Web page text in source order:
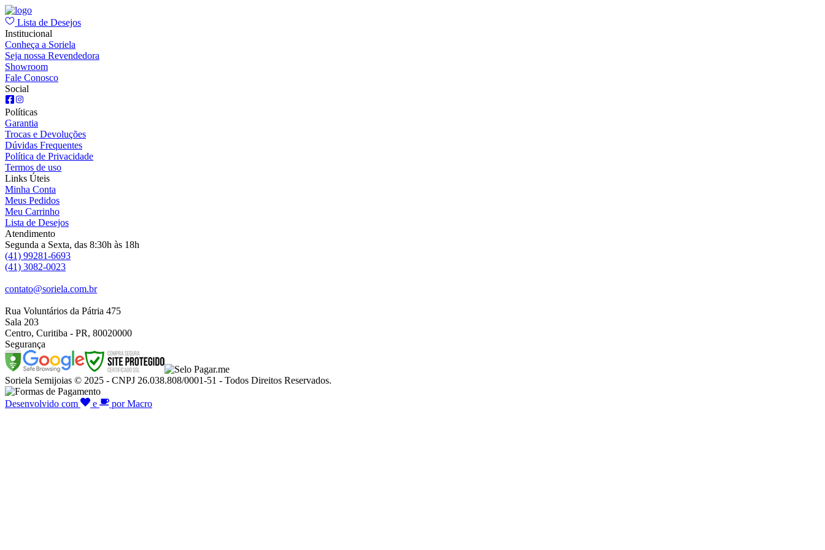
Lista de Desejos
Institucional
Conheça a Soriela
Seja nossa Revendedora
Showroom
Fale Conosco
Social
Políticas
Garantia
Trocas e Devoluções
Dúvidas Frequentes
Política de Privacidade
Termos de uso
Links Úteis
Minha Conta
Meus Pedidos
Meu Carrinho
Lista de Desejos
Atendimento
Segunda a Sexta, das 8:30h às 18h
(41) 99281-6693
(41) 3082-0023
contato@soriela.com.br
Rua Voluntários da Pátria 475
Sala 203
Centro, Curitiba - PR, 80020000
Segurança
Soriela Semijoias © 2025 - CNPJ 26.038.808/0001-51 - Todos Direitos Reservados.
Desenvolvido com e por Macro